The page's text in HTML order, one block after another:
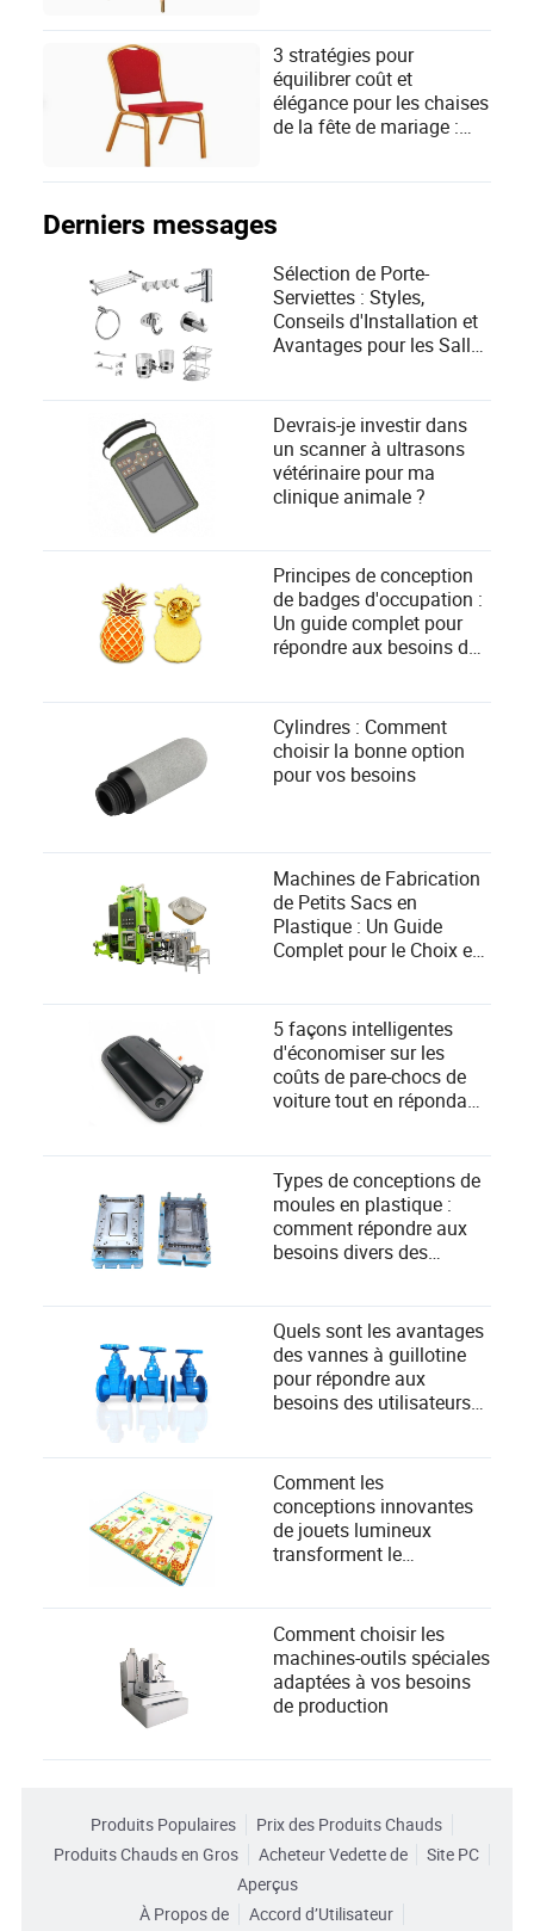
design innovant et des
conseils d'utilisation
3 stratégies pour
équilibrer coût et
élégance pour les chaises
de la fête de mariage :
Derniers messages
Sélection de Porte-
Serviettes : Styles,
Conseils d'Installation et
Avantages pour les Salles
Devrais-je investir dans
un scanner à ultrasons
vétérinaire pour ma
clinique animale ?
Principes de conception
de badges d'occupation :
Un guide complet pour
répondre aux besoins des
Cylindres : Comment
choisir la bonne option
pour vos besoins
Machines de Fabrication
de Petits Sacs en
Plastique : Un Guide
Complet pour le Choix et
des Utilisateurs
5 façons intelligentes
d'économiser sur les
coûts de pare-chocs de
voiture tout en répondant
Types de conceptions de
moules en plastique :
comment répondre aux
besoins divers des
fabrication ?
Quels sont les avantages
des vannes à guillotine
pour répondre aux
besoins des utilisateurs
Comment les
conceptions innovantes
de jouets lumineux
transforment le
répondent aux besoins de
sécurité des enfants
Comment choisir les
machines-outils spéciales
adaptées à vos besoins
de production
Produits Populaires
Prix des Produits Chauds
Produits Chauds en Gros
Acheteur Vedette de
Site PC
Aperçus
À Propos de
Accord d’Utilisateur